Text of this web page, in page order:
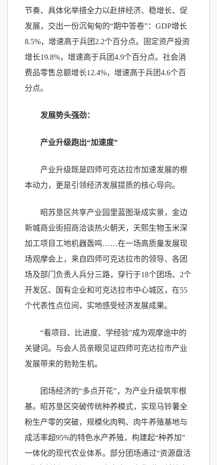
节奏、具体化举措全力以赴拼经济、稳增长、促
发展，交出一份沉甸甸的“期中答卷”：GDP增长
8.5%，增速高于兵团2.2个百分点。固定资产投资
增长19.8%，增速高于兵团4.9个百分点。社会消
费品零售总额增长12.4%，增速高于兵团4.6个百
分点。
发展势头强劲：
产业升级跑出“加速度”
产业升级既是四师可克达拉市加速发展的根
本动力，更是引领经济发展提质的核心导向。
昭苏垦区共享产业园里蓝图渐成实景，金边
新城商业街招商洽谈热火朝天，天熙生物玉米深
加工项目工地机器轰鸣……在一场高质量发展现
场观摩会上，来自四师可克达拉市的领导、各团
场及部门负责人兵分三路，穿行于18个团场、2个
开发区、国有企业和可克达拉市中心城区，在55
个代表性点位间，实地感受经济发展成果。
“看项目、比进度、学经验”成为观摩途中的
关键词。与会人员亲眼见证四师可克达拉市产业
发展带来的勃勃生机。
团场经济的“多点开花”，为产业升级筑牢根
基。昭苏垦区突破传统种养模式，实现马铃薯全
粉生产零的突破，规模化肉鸭、肉牛养殖基地与
成活率超95%的特色水产养殖，构建起“种养加”
一体化的现代农业体系。部分团场通过“资源盘活